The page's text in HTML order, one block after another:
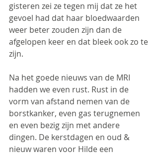
gisteren zei ze tegen mij dat ze het
gevoel had dat haar bloedwaarden
weer beter zouden zijn dan de
afgelopen keer en dat bleek ook zo te
zijn.
Na het goede nieuws van de MRI
hadden we even rust. Rust in de
vorm van afstand nemen van de
borstkanker, even gas terugnemen
en even bezig zijn met andere
dingen. De kerstdagen en oud &
nieuw waren voor Hilde een